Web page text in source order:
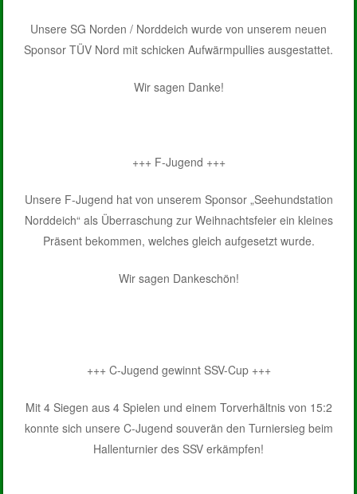
Unsere SG Norden / Norddeich wurde von unserem neuen
Sponsor TÜV Nord mit schicken Aufwärmpullies ausgestattet.
Wir sagen Danke!
+++ F-Jugend +++
Unsere F-Jugend hat von unserem Sponsor „Seehundstation
Norddeich“ als Überraschung zur Weihnachtsfeier ein kleines
Präsent bekommen, welches gleich aufgesetzt wurde.
Wir sagen Dankeschön!
+++ C-Jugend gewinnt SSV-Cup +++
Mit 4 Siegen aus 4 Spielen und einem Torverhältnis von 15:2
konnte sich unsere C-Jugend souverän den Turniersieg beim
Hallenturnier des SSV erkämpfen!